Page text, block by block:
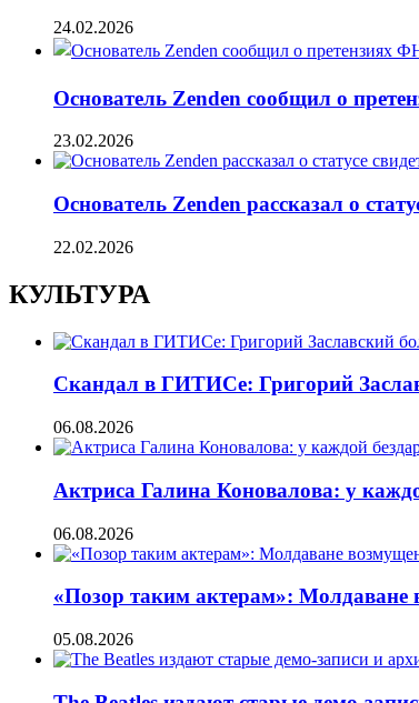
24.02.2026
Основатель Zenden сообщил о
23.02.2026
Основатель Zenden рассказал о
22.02.2026
КУЛЬТУРА
Скандал в ГИТИСе: Григорий
06.08.2026
Актриса Галина Коновалова: у
06.08.2026
«Позор таким актерам»: Молдаване
05.08.2026